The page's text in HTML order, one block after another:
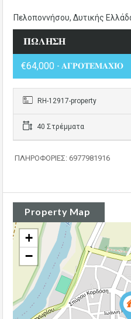
Πελοποννήσου, Δυτικής
𝚷𝛀𝚲𝚮𝚺𝚮
€64,000 - 𝚨𝚪𝚸𝚶𝚻𝚬𝚳𝚨𝚾𝚰𝚶
RH-12917-property
40 Στρέμματα
ΠΛΗΡΟΦΟΡΙΕΣ: 6977981916
Property Map
+
−